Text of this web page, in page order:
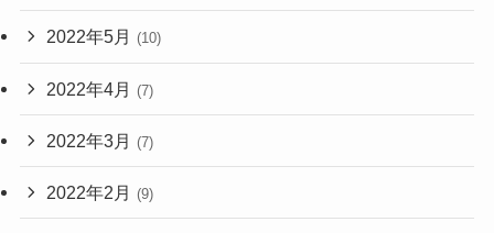
2022年5月 (10)
2022年4月 (7)
2022年3月 (7)
2022年2月 (9)